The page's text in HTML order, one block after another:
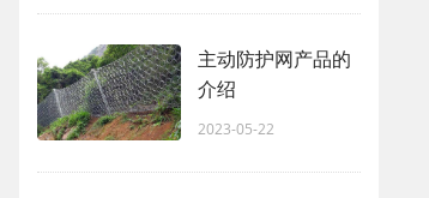
主动防护网产品的
介绍
2023-05-22